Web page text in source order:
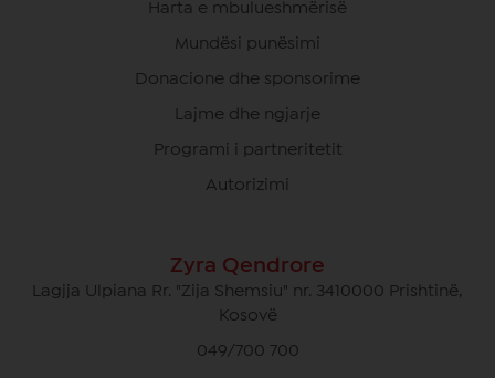
Harta e mbulueshmërisë
Mundësi punësimi
Donacione dhe sponsorime
Lajme dhe ngjarje
Programi i partneritetit
Autorizimi
Zyra Qendrore
Lagjja Ulpiana Rr. "Zija Shemsiu" nr. 3410000 Prishtinë,
Kosovë
049/700 700